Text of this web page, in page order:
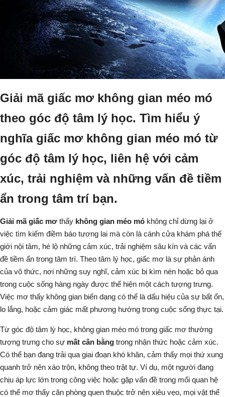
Giải mã giấc mơ không gian méo mó
theo góc độ tâm lý học. Tìm hiểu ý
nghĩa giấc mơ không gian méo mó từ
góc độ tâm lý học, liên hệ với cảm
xúc, trải nghiệm và những vấn đề tiềm
ẩn trong tâm trí bạn.
Giải mã giấc mơ thấy không gian méo mó không chỉ dừng lại ở
việc tìm kiếm điềm báo tương lai mà còn là cánh cửa khám phá thế
giới nội tâm, hé lộ những cảm xúc, trải nghiệm sâu kín và các vấn
đề tiềm ẩn trong tâm trí. Theo tâm lý học, giấc mơ là sự phản ánh
của vô thức, nơi những suy nghĩ, cảm xúc bị kìm nén hoặc bỏ qua
trong cuộc sống hàng ngày được thể hiện một cách tượng trưng.
Việc mơ thấy không gian biến dạng có thể là dấu hiệu của sự bất ổn,
lo lắng, hoặc cảm giác mất phương hướng trong cuộc sống thực tại.
Từ góc độ tâm lý học, không gian méo mó trong giấc mơ thường
tượng trưng cho sự mất cân bằng trong nhận thức hoặc cảm xúc.
Có thể bạn đang trải qua giai đoạn khó khăn, cảm thấy mọi thứ xung
quanh trở nên xáo trộn, không theo trật tự. Ví dụ, một người đang
chịu áp lực lớn trong công việc hoặc gặp vấn đề trong mối quan hệ
có thể mơ thấy căn phòng quen thuộc trở nên xiêu vẹo, mọi vật thể